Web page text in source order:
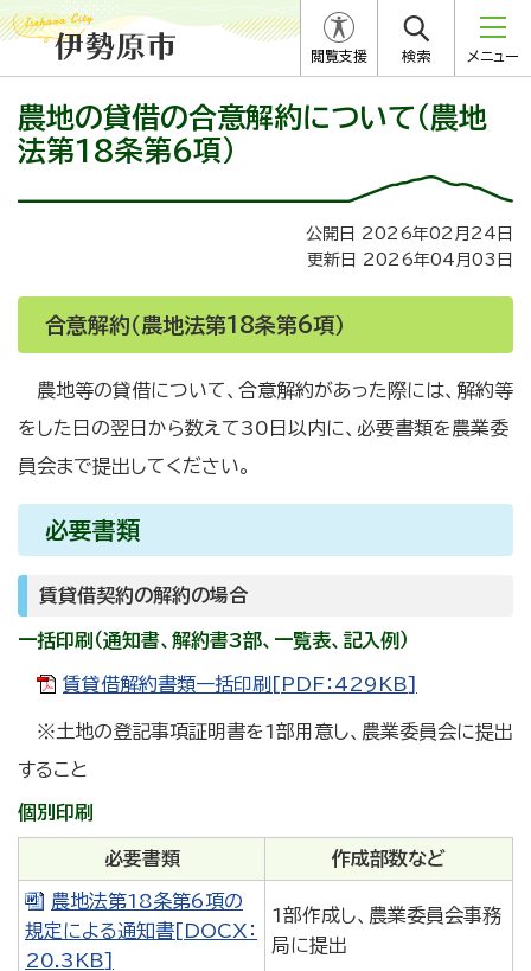
閲覧支援 検索 メニュー
農地の貸借の合意解約について（農地
法第18条第6項）
公開日 2026年02月24日
更新日 2026年04月03日
合意解約（農地法第18条第6項）
農地等の貸借について、合意解約があった際には、解約等
をした日の翌日から数えて30日以内に、必要書類を農業委
員会まで提出してください。
必要書類
賃貸借契約の解約の場合
一括印刷（通知書、解約書3部、一覧表、記入例）
賃貸借解約書類一括印刷[PDF：429KB]
※土地の登記事項証明書を1部用意し、農業委員会に提出
すること
個別印刷
必要書類 作成部数など
農地法第18条第6項の
規定による通知書[DOCX：
20.3KB]
1部作成し、農業委員会事務
局に提出